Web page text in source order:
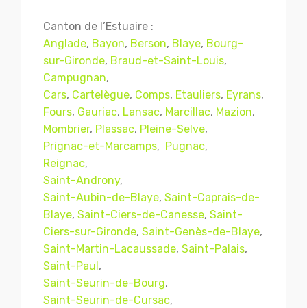
Canton de l’Estuaire :
Anglade, Bayon, Berson, Blaye, Bourg-
sur-Gironde, Braud-et-Saint-Louis,
Campugnan,
Cars, Cartelègue, Comps, Etauliers, Eyrans,
Fours, Gauriac, Lansac, Marcillac, Mazion,
Mombrier, Plassac, Pleine-Selve,
Prignac-et-Marcamps, Pugnac,
Reignac,
Saint-Androny,
Saint-Aubin-de-Blaye, Saint-Caprais-de-
Blaye, Saint-Ciers-de-Canesse, Saint-
Ciers-sur-Gironde, Saint-Genès-de-Blaye,
Saint-Martin-Lacaussade, Saint-Palais,
Saint-Paul,
Saint-Seurin-de-Bourg,
Saint-Seurin-de-Cursac,